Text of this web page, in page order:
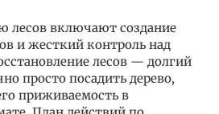
лесов включают создание
и жесткий контроль над
лесов — долгий
просто посадить дерево,
приживаемость в